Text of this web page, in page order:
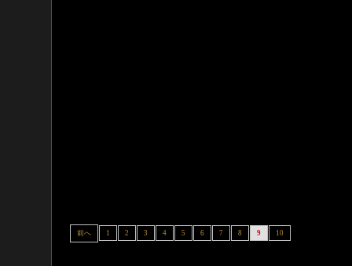
前へ 1 2 3 4 5 6 7 8 9 10